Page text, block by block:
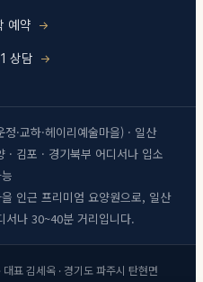
예약
상담
정·교하·헤이리예술마을) · 일산
· 김포 · 경기북부 어디서나 입소
인근 프리미엄 요양원으로, 일산
서나 30~40분 거리입니다.
김세옥 · 경기도 파주시 탄현면